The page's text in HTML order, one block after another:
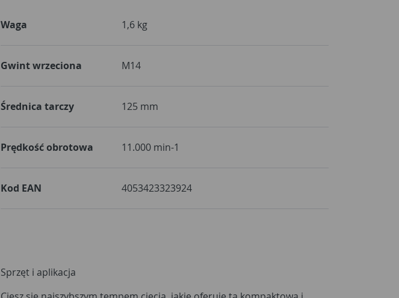
Waga 1,6 kg
Gwint wrzeciona M14
Średnica tarczy 125 mm
Prędkość obrotowa 11.000 min-1
Kod EAN 4053423323924
Sprzęt i aplikacja